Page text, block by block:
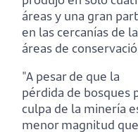
áreas y una gran
en las cercanías de
áreas de
"A pesar de que la
pérdida de bosques
culpa de la minería
menor magnitud